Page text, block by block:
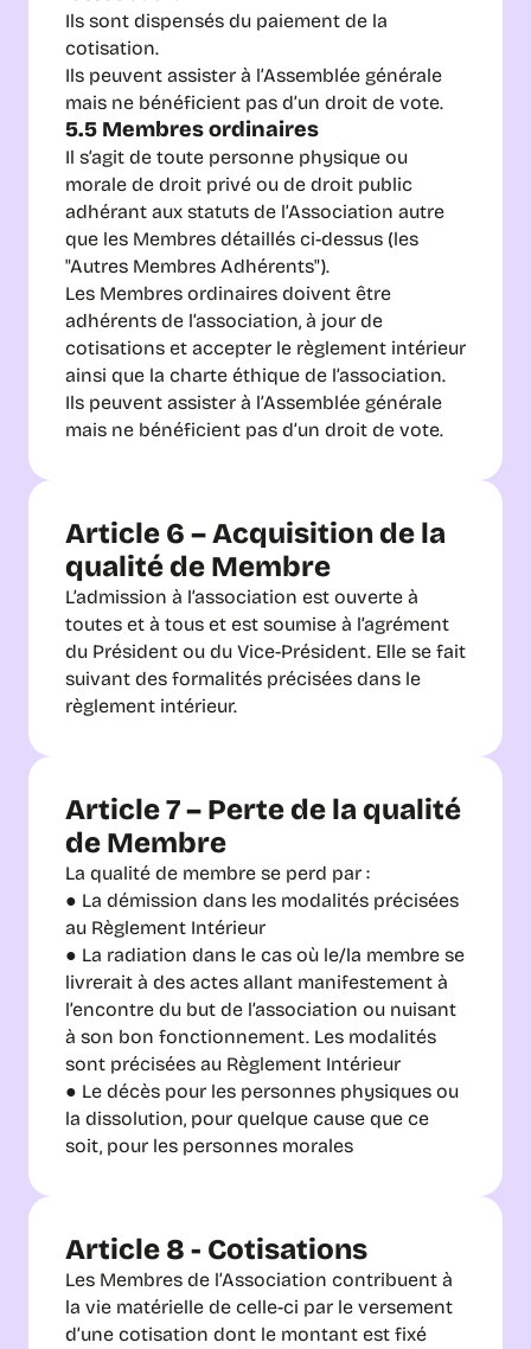
Ils sont dispensés du paiement de la
cotisation.
Ils peuvent assister à l’Assemblée générale
mais ne bénéficient pas d’un droit de vote.
5.5 Membres ordinaires
Il s’agit de toute personne physique ou
morale de droit privé ou de droit public
adhérant aux statuts de l’Association autre
que les Membres détaillés ci-dessus (les
"Autres Membres Adhérents").
Les Membres ordinaires doivent être
adhérents de l’association, à jour de
cotisations et accepter le règlement intérieur
ainsi que la charte éthique de l’association.
Ils peuvent assister à l’Assemblée générale
mais ne bénéficient pas d’un droit de vote.
Article 6 – Acquisition de la
qualité de Membre
L’admission à l’association est ouverte à
toutes et à tous et est soumise à l’agrément
du Président ou du Vice-Président. Elle se fait
suivant des formalités précisées dans le
règlement intérieur.
Article 7 – Perte de la qualité
de Membre
La qualité de membre se perd par :
● La démission dans les modalités précisées
au Règlement Intérieur
● La radiation dans le cas où le/la membre se
livrerait à des actes allant manifestement à
l’encontre du but de l’association ou nuisant
à son bon fonctionnement. Les modalités
sont précisées au Règlement Intérieur
● Le décès pour les personnes physiques ou
la dissolution, pour quelque cause que ce
soit, pour les personnes morales
Article 8 - Cotisations
Les Membres de l’Association contribuent à
la vie matérielle de celle-ci par le versement
d’une cotisation dont le montant est fixé